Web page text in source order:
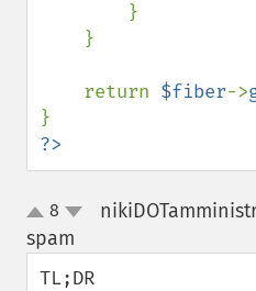
    return
$fiber->
?>
up
down
8
spam
TL;DR